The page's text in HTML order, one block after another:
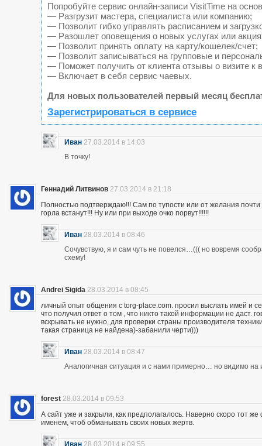
Попробуйте сервис онлайн-записи VisitTime на
— Разгрузит мастера, специалиста или компанию;
— Позволит гибко управлять расписанием и
— Разошлет оповещения о новых услугах или
— Позволит принять оплату на карту/кошелек/счет;
— Позволит записываться на групповые и
— Поможет получить от клиента отзывы о визите к
— Включает в себя сервис чаевых.
Для новых пользователей первый месяц
Зарегистрироваться в сервисе
Иван 27.03.2014 в 14:03
В точку!
Геннадий Литвинов 27.03.2014 в 21:18
Полностью подтверждаю!!! Сам по тупости или от желания
горла встанут!!! Ну или при выходе очко порвут!!!!!!
Иван 28.03.2014 в 08:46
Сочувствую, я и сам чуть не повелся…((( но вовремя
схему!
Andrei Sigida 28.03.2014 в 08:45
личный опыт общения с torg-place.com. просил выслать имей и
что получил ответ о том , что никто такой информации не
вскрывать не нужно, для проверки страны производителя
такая страница не найдена)-забанили черти)))
Иван 28.03.2014 в 08:47
Аналогичная ситуация и с нами примерно… но видимо на
forest 28.03.2014 в 09:53
А сайт уже и закрыли, как предполагалось. Наверно скоро тот
именем, чтоб обманывать своих новых жертв.
Иван 28.03.2014 в 09:55